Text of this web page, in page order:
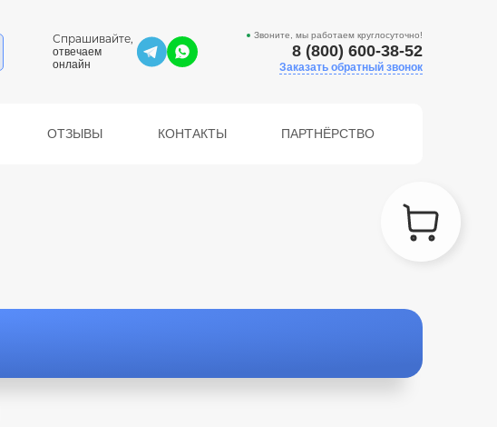
Спрашивайте,
отвечаем
онлайн
Звоните, мы работаем круглосуточно!
8 (800) 600-38-52
Заказать обратный звонок
ОТЗЫВЫ КОНТАКТЫ ПАРТНЁРСТВО